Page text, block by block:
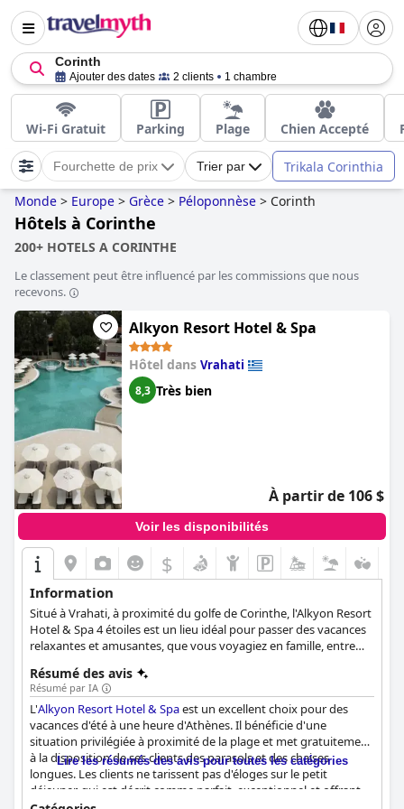
Corinth
Ajouter des dates 2 clients 1 chambre
Wi-Fi Gratuit Parking Plage Chien Accepté
Fourchette de prix Trier par Trikala Corinthia
Monde > Europe > Grèce > Péloponnèse > Corinth
Hôtels à Corinthe
200+ HOTELS A CORINTHE
Le classement peut être influencé par les commissions que nous
recevons.
Alkyon Resort Hotel & Spa
Hôtel dans Vrahati
8,3 Très bien
À partir de 106 $
Voir les disponibilités
$
Information
Situé à Vrahati, à proximité du golfe de Corinthe, l'Alkyon Resort
Hotel & Spa 4 étoiles est un lieu idéal pour passer des vacances
relaxantes et amusantes, que vous voyagiez en famille, entre
Résumé des avis
Résumé par IA
L'Alkyon Resort Hotel & Spaest un excellent choix pour des
vacances d'été à une heure d'Athènes. Il bénéficie d'une
situation privilégiée à proximité de la plage et met gratuitement
à la disposition de ses clients des parasols et des chaises
longues. Les clients ne tarissent pas d'éloges sur le petit
déjeuner, qui est décrit comme parfait, exceptionnel et offrant
Lire les résumés des avis pour toutes les catégories